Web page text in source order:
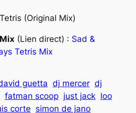
(Original Mix)
(Lien direct) : Sad &
Tetris Mix
guetta dj mercer dj
fatman scoop just jack loo
corte simon de jano